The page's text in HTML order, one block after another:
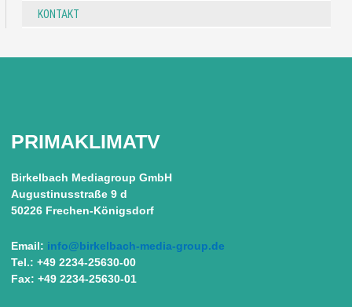
KONTAKT
PRIMAKLIMATV
Birkelbach Mediagroup GmbH
Augustinusstraße 9 d
50226 Frechen-Königsdorf
Email: info@birkelbach-media-group.de
Tel.: +49 2234-25630-00
Fax: +49 2234-25630-01